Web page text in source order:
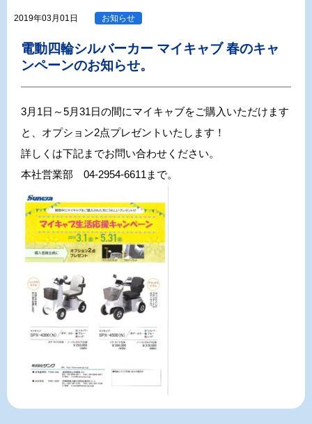
2019年03月01日 お知らせ
電動四輪シルバーカー マイキャブ 春のキャ
ンペーンのお知らせ。
3月1日～5月31日の間にマイキャブをご購入いただけます
と、オプション2点プレゼントいたします！
詳しくは下記までお問い合わせください。
本社営業部 04-2954-6611まで。